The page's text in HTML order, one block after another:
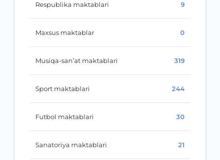
Respublika maktablari 9
Maxsus maktablar 0
Musiqa-san’at maktablari 319
Sport maktablari 244
Futbol maktablari 30
Sanatoriya maktablari 21